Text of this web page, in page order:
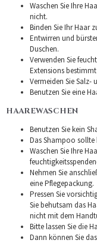
Waschen Sie Ihre
nicht.
Binden Sie Ihr Haar
Entwirren und
Duschen.
Verwenden Sie
Extensions
Vermeiden Sie Salz-
Benutzen Sie eine
HAAREWASCHEN
Benutzen Sie kein
Das Shampoo sollte
Waschen Sie Ihre
Nehmen Sie
eine Pflegepackung.
Pressen Sie
Sie behutsam das
nicht mit dem
Bitte lassen Sie die
Dann können Sie